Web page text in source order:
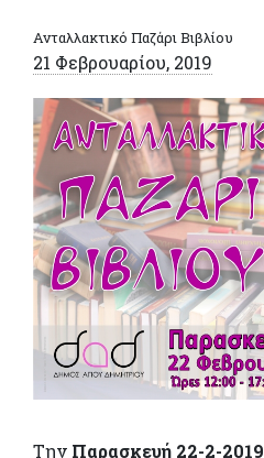
Ανταλλακτικό Παζάρι Βιβλίου
21 Φεβρουαρίου, 2019
Την Παρασκευή 22-2-2019